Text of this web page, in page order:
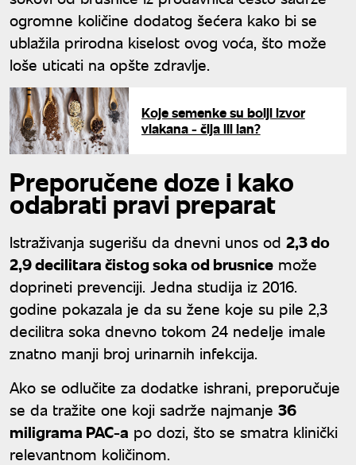
ogromne količine dodatog šećera kako bi se
ublažila prirodna kiselost ovog voća, što može
loše uticati na opšte zdravlje.
Koje semenke su bolji izvor
vlakana - čija ili lan?
Preporučene doze i kako
odabrati pravi preparat
Istraživanja sugerišu da dnevni unos od 2,3 do
2,9 decilitara čistog soka od brusnice može
doprineti prevenciji. Jedna studija iz 2016.
godine pokazala je da su žene koje su pile 2,3
decilitra soka dnevno tokom 24 nedelje imale
znatno manji broj urinarnih infekcija.
Ako se odlučite za dodatke ishrani, preporučuje
se da tražite one koji sadrže najmanje 36
miligrama PAC-a po dozi, što se smatra klinički
relevantnom količinom.